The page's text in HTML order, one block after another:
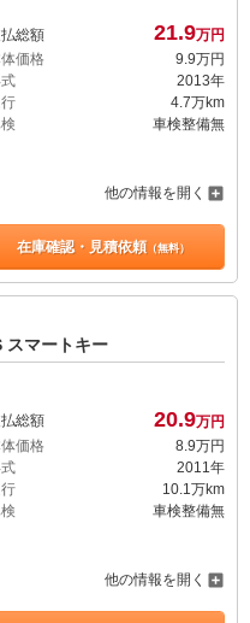
総額 21.9万円
価格
9.9万円
2013年
4.7万km
車検整備無
他の情報を開く
在庫確認・見積依頼（無料）
スマートキー
総額 20.9万円
価格
8. 9万円
2011年
10.1万km
車検整備無
他の情報を開く